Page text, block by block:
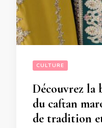
CULTURE
Découvrez la
du caftan
de tradition